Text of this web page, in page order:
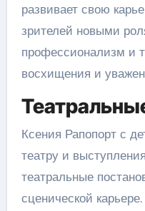
развивает свою
зрителей новыми
профессионализм и
восхищения и
Ксения Рапопорт с
театру и
театральные
сценической